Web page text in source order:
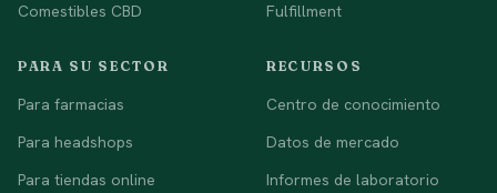
Comestibles CBD
Fulfillment
PARA SU SECTOR
Para farmacias
Para headshops
Para tiendas online
RECURSOS
Centro de conocimiento
Datos de mercado
Informes de laboratorio